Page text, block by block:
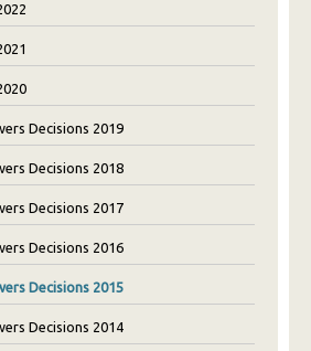
Decisions 2019
Decisions 2018
Decisions 2017
Decisions 2016
Decisions 2015
Decisions 2014